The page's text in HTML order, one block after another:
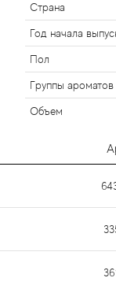
Страна
Год начала
Пол
Группы ароматов
Объем